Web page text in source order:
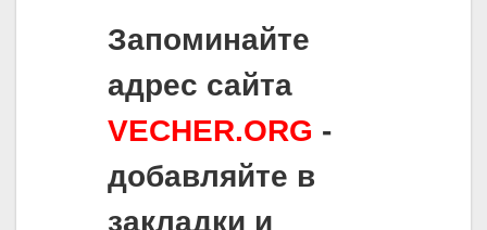
Запоминайте
адрес сайта
VECHER.ORG -
добавляйте в
закладки и